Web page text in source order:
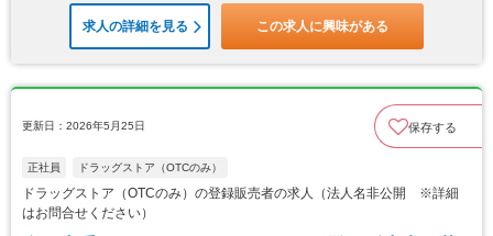
求人の詳細を見る この求人に興味がある
更新日：2026年5月25日 保存する
正社員 ドラッグストア（OTCのみ）
ドラッグストア（OTCのみ）の登録販売者の求人（法人名非公開 ※詳細
はお問合せください）